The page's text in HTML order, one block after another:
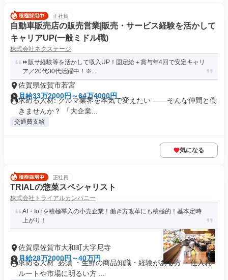
正社員
自動車販売店の販売営業|販売・サービス経験を活かして
キャリアUP(一般ミドル職)
株式会社ネクステージ
⏩️販サ経験等を活かして収入UP！固定給＋賞与年4回で安定キャリ
ア／20代30代活躍中！※...
佐賀県佐賀市若宮
月給33万2000円～64万4000円
求める人材: クルマ業界を本気で変えたい ――そんな仲間と働
きませんか？ 「大企業...
交通費支給
気になる
正社員
TRIALの惣菜スペシャリスト
株式会社トライアルカンパニー
AI・IoTを積極導入の小売企業！働き方改革にも積極的！基本定時
上がり！
佐賀県佐賀市大和町大字尼寺
月給28万2000円～40万円
求める人材: 必須 ・生鮮の商品知識・経験がある方 ・仕入れ
ルートや市場に明るい方 ...